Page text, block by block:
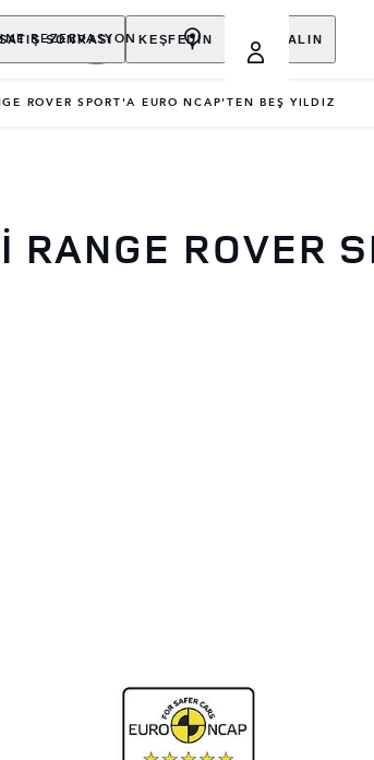
SATIŞ SONRASI KEŞFEDİN SATIN ALIN
REZERVASYON
ROVER SPORT'A EURO NCAP'TEN BEŞ YILDIZ
ROVER